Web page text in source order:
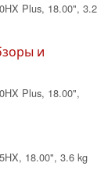
Plus, 18.00", 3.2
и
Plus, 18.00",
18.00", 3.6 kg